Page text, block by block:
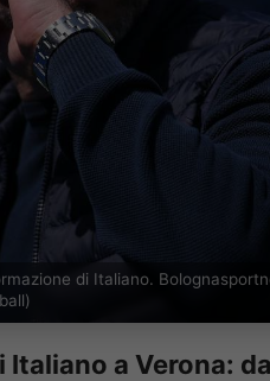
di Italiano.
a Verona: